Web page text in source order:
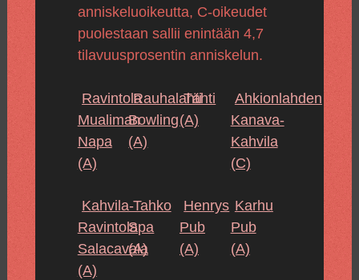
anniskeluoikeutta, C-oikeudet
puolestaan sallii enintään 4,7
tilavuusprosentin anniskelun.
Ravintola
Mualiman
Napa
(A)
Rauhalahti
Bowling
(A)
Tähti
(A)
Ahkionlahden
Kanava-
Kahvila
(C)
Kahvila-
Ravintola
Salacavala
(A)
Tahko
Spa
(A)
Henrys
Pub
(A)
Karhu
Pub
(A)